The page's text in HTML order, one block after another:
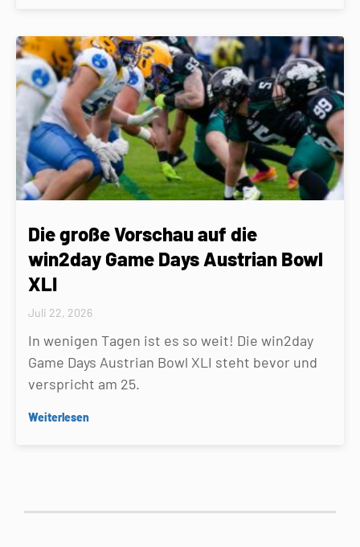
Die große Vorschau auf die
win2day Game Days Austrian Bowl
XLI
Juli 22, 2026
In wenigen Tagen ist es so weit! Die win2day
Game Days Austrian Bowl XLI steht bevor und
verspricht am 25.
Weiterlesen